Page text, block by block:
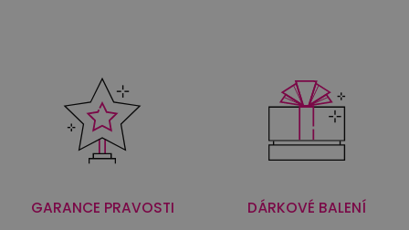
GARANCE PRAVOSTI DÁRKOVÉ BALENÍ